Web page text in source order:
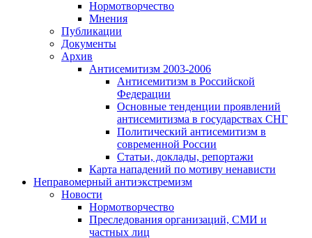
Нормотворчество
Мнения
Публикации
Документы
Архив
Антисемитизм 2003-2006
Антисемитизм в Российской
Федерации
Основные тенденции проявлений
антисемитизма в государствах СНГ
Политический антисемитизм в
современной России
Статьи, доклады, репортажи
Карта нападений по мотиву ненависти
Неправомерный антиэкстремизм
Новости
Нормотворчество
Преследования организаций, СМИ и
частных лиц